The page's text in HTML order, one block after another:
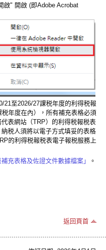
啟" 開啟 (即Adobe Acrobat
21至2026/27課税年度的利得税報
年度在內），所有補充表格必須
表網站（TRP）的利得税報税表
税人須將以電子方式填妥的表格
的利得税報税表電子報税服務上
充表格及佐證文件數據檔案」 。
返回頁首